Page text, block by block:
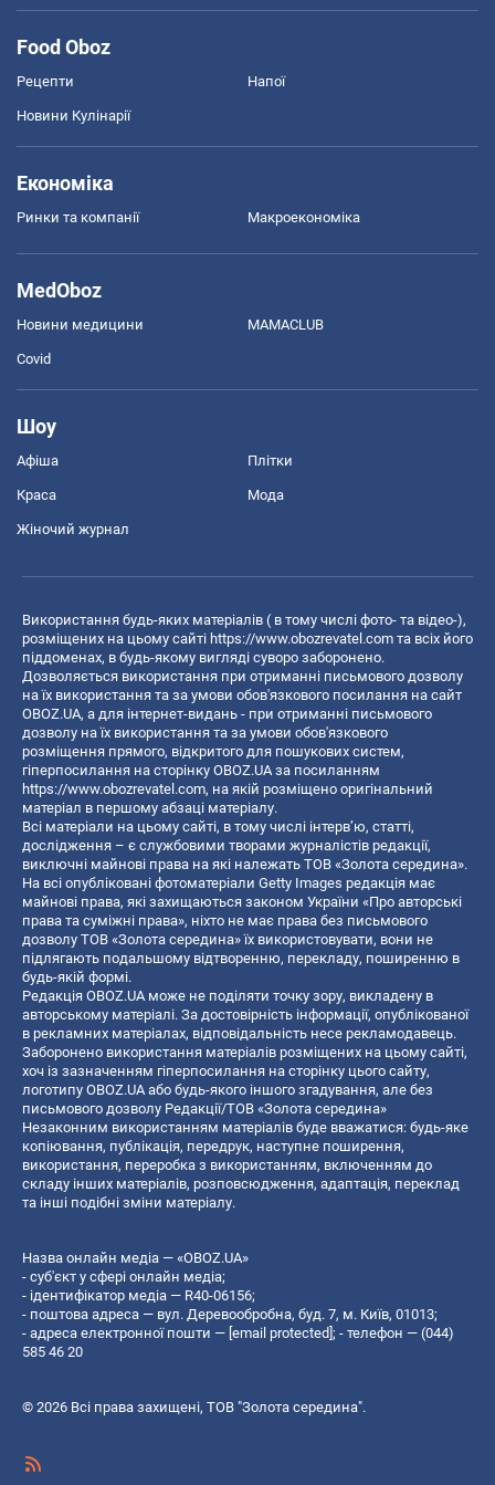
Food Oboz
Рецепти Напої
Новини Кулінарії
Економіка
Ринки та компанії Макроекономіка
MedOboz
Новини медицини MAMACLUB
Covid
Шоу
Афіша Плітки
Краса Мода
Жіночий журнал
Використання будь-яких матеріалів ( в тому числі фото- та відео-),
розміщених на цьому сайті https://www.obozrevatel.com та всіх його
піддоменах, в будь-якому вигляді суворо заборонено.
Дозволяється використання при отриманні письмового дозволу
на їх використання та за умови обов'язкового посилання на сайт
OBOZ.UA, а для інтернет-видань - при отриманні письмового
дозволу на їх використання та за умови обов'язкового
розміщення прямого, відкритого для пошукових систем,
гіперпосилання на сторінку OBOZ.UA за посиланням
https://www.obozrevatel.com, на якій розміщено оригінальний
матеріал в першому абзаці матеріалу.
Всі матеріали на цьому сайті, в тому числі інтерв’ю, статті,
дослідження – є службовими творами журналістів редакції,
виключні майнові права на які належать ТОВ «Золота середина».
На всі опубліковані фотоматеріали Getty Images редакція має
майнові права, які захищаються законом України «Про авторські
права та суміжні права», ніхто не має права без письмового
дозволу ТОВ «Золота середина» їх використовувати, вони не
підлягають подальшому відтворенню, перекладу, поширенню в
будь-якій формі.
Редакція OBOZ.UA може не поділяти точку зору, викладену в
авторському матеріалі. За достовірність інформації, опублікованої
в рекламних матеріалах, відповідальність несе рекламодавець.
Заборонено використання матеріалів розміщених на цьому сайті,
хоч із зазначенням гіперпосилання на сторінку цього сайту,
логотипу OBOZ.UA або будь-якого іншого згадування, але без
письмового дозволу Редакції/ТОВ «Золота середина»
Незаконним використанням матеріалів буде вважатися: будь-яке
копiювання, публiкацiя, передрук, наступне поширення,
використання, переробка з використанням, включенням до
складу інших матеріалів, розповсюдження, адаптація, переклад
та інші подібні зміни матеріалу.
Назва онлайн медіа — «OBOZ.UA»
- суб'єкт у сфері онлайн медіа;
- ідентифікатор медіа — R40-06156;
- поштова адреса — вул. Деревообробна, буд. 7, м. Київ, 01013;
- адреса електронної пошти — [email protected]; - телефон — (044)
585 46 20
© 2026 Всі права захищені, ТОВ "Золота середина".